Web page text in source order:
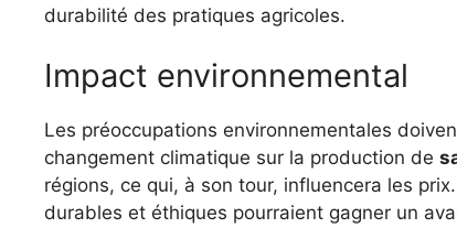
durabilité des pratiques agricoles.
Impact environnemental
Les préoccupations environnementales
changement climatique sur la production de
régions, ce qui, à son tour, influencera les
durables et éthiques pourraient gagner un